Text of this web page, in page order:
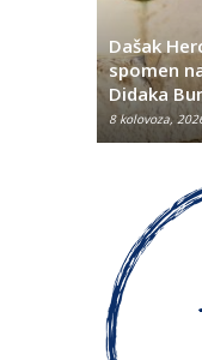
Dašak
spomen
Didaka
8 kolovoza,